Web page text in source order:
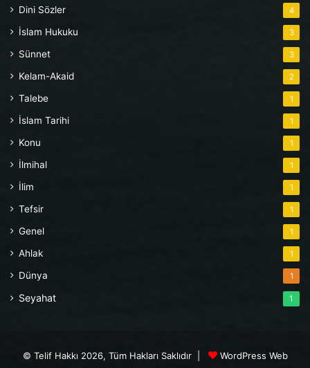
Dini Sözler 4
İslam Hukuku 3
Sünnet 3
Kelam-Akaid 2
Talebe 1
İslam Tarihi 1
Konu 1
İlmihal 1
İlim 1
Tefsir 1
Genel 1
Ahlak 1
Dünya 1
Seyahat 1
© Telif Hakkı 2026, Tüm Hakları Saklıdır | WordPress Web